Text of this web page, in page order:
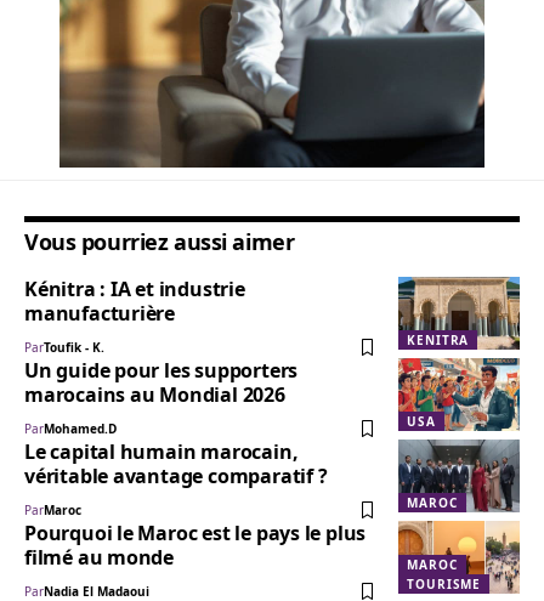
Vous pourriez aussi aimer
KENITRA
Kénitra : IA et industrie
manufacturière
ParToufik - K.
USA
Un guide pour les supporters
marocains au Mondial 2026
ParMohamed.D
MAROC
Le capital humain marocain,
véritable avantage comparatif ?
ParMaroc
MAROC
TOURISME
Pourquoi le Maroc est le pays le plus
filmé au monde
ParNadia El Madaoui